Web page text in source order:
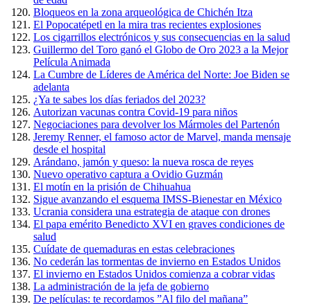
Bloqueos en la zona arqueológica de Chichén Itza
El Popocatépetl en la mira tras recientes explosiones
Los cigarrillos electrónicos y sus consecuencias en la salud
Guillermo del Toro ganó el Globo de Oro 2023 a la Mejor
Película Animada
La Cumbre de Líderes de América del Norte: Joe Biden se
adelanta
¿Ya te sabes los días feriados del 2023?
Autorizan vacunas contra Covid-19 para niños
Negociaciones para devolver los Mármoles del Partenón
Jeremy Renner, el famoso actor de Marvel, manda mensaje
desde el hospital
Arándano, jamón y queso: la nueva rosca de reyes
Nuevo operativo captura a Ovidio Guzmán
El motín en la prisión de Chihuahua
Sigue avanzando el esquema IMSS-Bienestar en México
Ucrania considera una estrategia de ataque con drones
El papa emérito Benedicto XVI en graves condiciones de
salud
Cuídate de quemaduras en estas celebraciones
No cederán las tormentas de invierno en Estados Unidos
El invierno en Estados Unidos comienza a cobrar vidas
La administración de la jefa de gobierno
De películas: te recordamos ”Al filo del mañana”